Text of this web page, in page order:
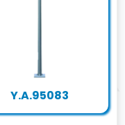
Y.A.95083